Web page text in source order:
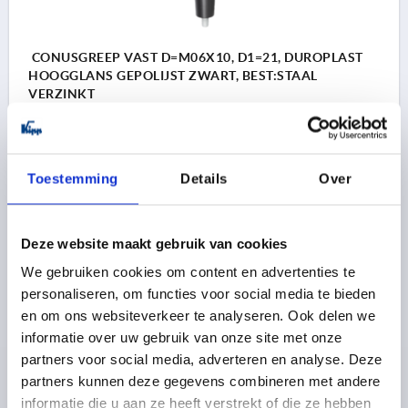
Toestemming Details Over
Deze website maakt gebruik van cookies
We gebruiken cookies om content en advertenties te
personaliseren, om functies voor social media te bieden
en om ons websiteverkeer te analyseren. Ook delen we
informatie over uw gebruik van onze site met onze
partners voor social media, adverteren en analyse. Deze
partners kunnen deze gegevens combineren met andere
informatie die u aan ze heeft verstrekt of die ze hebben
CONUSGREEP VAST D=M06X10, D1=21, DUROPLAST
HOOGGLANS GEPOLIJST ZWART, BEST:STAAL
VERZINKT
SCHROEFDRAAD=M6
SCHROEFDRAADLENGTE=10
Bestelnummer:K1221.210610
plus verzendkosten
K1221